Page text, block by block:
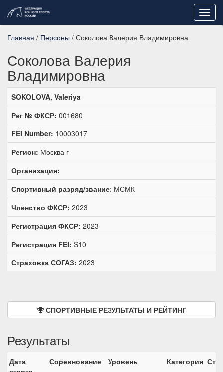
Главная / Персоны / Соколова Валерия Владимировна
Соколова Валерия
Владимировна
SOKOLOVA, Valeriya
Рег № ФКСР: 001680
FEI Number: 10003017
Регион: Москва г
Организация:
Спортивный разряд/звание: МСМК
Членство ФКСР: 2023
Регистрация ФКСР: 2023
Регистрация FEI: S10
Страховка СОГАЗ: 2023
СПОРТИВНЫЕ РЕЗУЛЬТАТЫ И РЕЙТИНГ
Результаты
Дата
Соревнование Уровень Категория